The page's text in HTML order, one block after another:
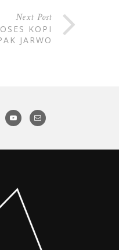
Next Post
KOPI
JARWO